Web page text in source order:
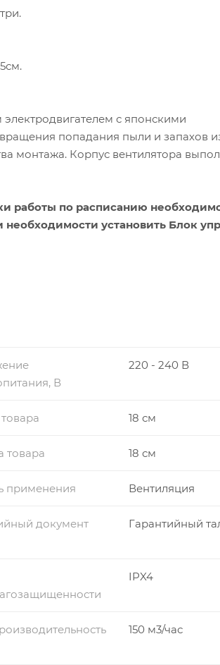
с японскими
попадания пыли и запахов
монтажа. Корпус вентилятора
работы по расписанию
установить Блок
В
220 - 240 В
18 см
товара 18 см
применения Вентиляция
документ Гарантийный
IPX4
150 м3/час